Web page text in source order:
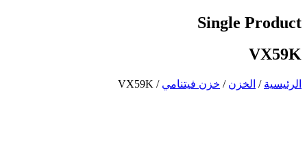
Single Product
VX59K
الرئيسية / الخزن / خزن فيتنامي / VX59K